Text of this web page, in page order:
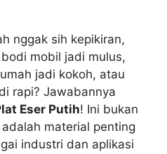
nggak sih kepikiran,
mobil jadi mulus,
jadi kokoh, atau
rapi? Jawabannya
Eser Putih! Ini bukan
material penting
industri dan aplikasi